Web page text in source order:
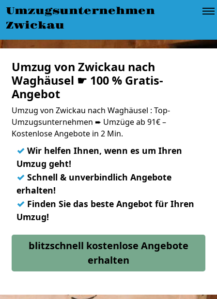
Umzugsunternehmen
Zwickau
Umzug von Zwickau nach
Waghäusel ☛ 100 % Gratis-
Angebot
Umzug von Zwickau nach Waghäusel : Top-
Umzugsunternehmen ➨ Umzüge ab 91€ –
Kostenlose Angebote in 2 Min.
✓ Wir helfen Ihnen, wenn es um Ihren
Umzug geht!
✓ Schnell & unverbindlich Angebote
erhalten!
✓ Finden Sie das beste Angebot für Ihren
Umzug!
blitzschnell kostenlose Angebote
erhalten